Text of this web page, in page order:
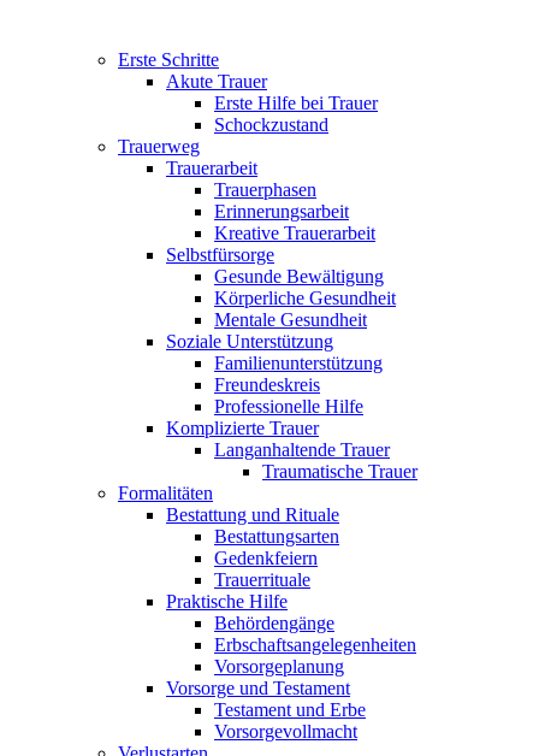
Erste Schritte
Akute Trauer
Erste Hilfe bei Trauer
Schockzustand
Trauerweg
Trauerarbeit
Trauerphasen
Erinnerungsarbeit
Kreative Trauerarbeit
Selbstfürsorge
Gesunde Bewältigung
Körperliche Gesundheit
Mentale Gesundheit
Soziale Unterstützung
Familienunterstützung
Freundeskreis
Professionelle Hilfe
Komplizierte Trauer
Langanhaltende Trauer
Traumatische Trauer
Formalitäten
Bestattung und Rituale
Bestattungsarten
Gedenkfeiern
Trauerrituale
Praktische Hilfe
Behördengänge
Erbschaftsangelegenheiten
Vorsorgeplanung
Vorsorge und Testament
Testament und Erbe
Vorsorgevollmacht